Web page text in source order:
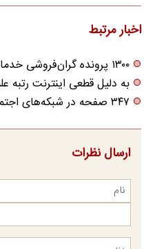
اخبار مرتبط
۱۳۰۰ پرونده گران‌فروشی خدمات درمانی زیر ذره بین
به دلیل قطعی اینترنت رتبه
۳۴۷ صفحه در شبکه‌های اجتماعی مسدود شد
ارسال نظرات